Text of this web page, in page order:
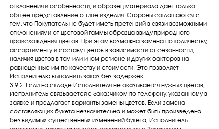
отклонения и особенности, и образец материала дает только
общее представление о типе изделия. Стороны соглашаются с
тем, что Покупатель не будет иметь претензий в связи возможными
отклонениями от цветовой гаммы образца ввиду природного
происхождения цветов. При этом возможна замена по количеству,
ассортименту и составу цветов в зависимости от сезонности,
наличия цветов в том или ином регионе и других факторов на
равноценные им по качеству и стоимости. Это позволяет
Исполнителю выполнить заказ без задержек.
3.9.2. Если на складе Исполнителя не оказывается нужных цветов,
Исполнитель связывается с Заказчиком по телефону, указанному в
заявке и предлагает варианты замены цветов. Если замена
составляющих букета незначительна и может быть произведена
без видимых существенных изменений букета, Исполнитель